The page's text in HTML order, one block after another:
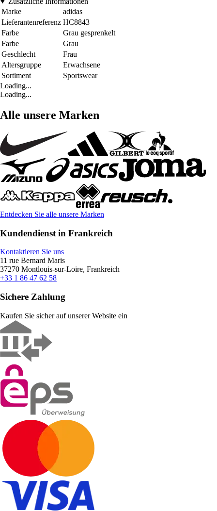
Marke
adidas
Lieferantenreferenz HC8843
Farbe
Grau gesprenkelt
Farbe
Grau
Geschlecht
Frau
Altersgruppe
Erwachsene
Sortiment
Sportswear
Loading...
Loading...
Alle unsere Marken
Entdecken Sie alle unsere Marken
Kundendienst in Frankreich
Kontaktieren Sie uns
11 rue Bernard Maris
37270 Montlouis-sur-Loire, Frankreich
+33 1 86 47 62 58
Sichere Zahlung
Kaufen Sie sicher auf unserer Website ein